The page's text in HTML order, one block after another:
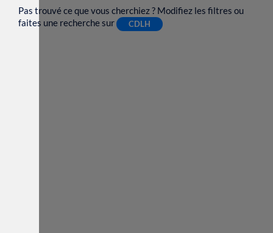
Pas trouvé ce que vous cherchiez ? Modifiez les filtres ou
faites une recherche sur
CDLH